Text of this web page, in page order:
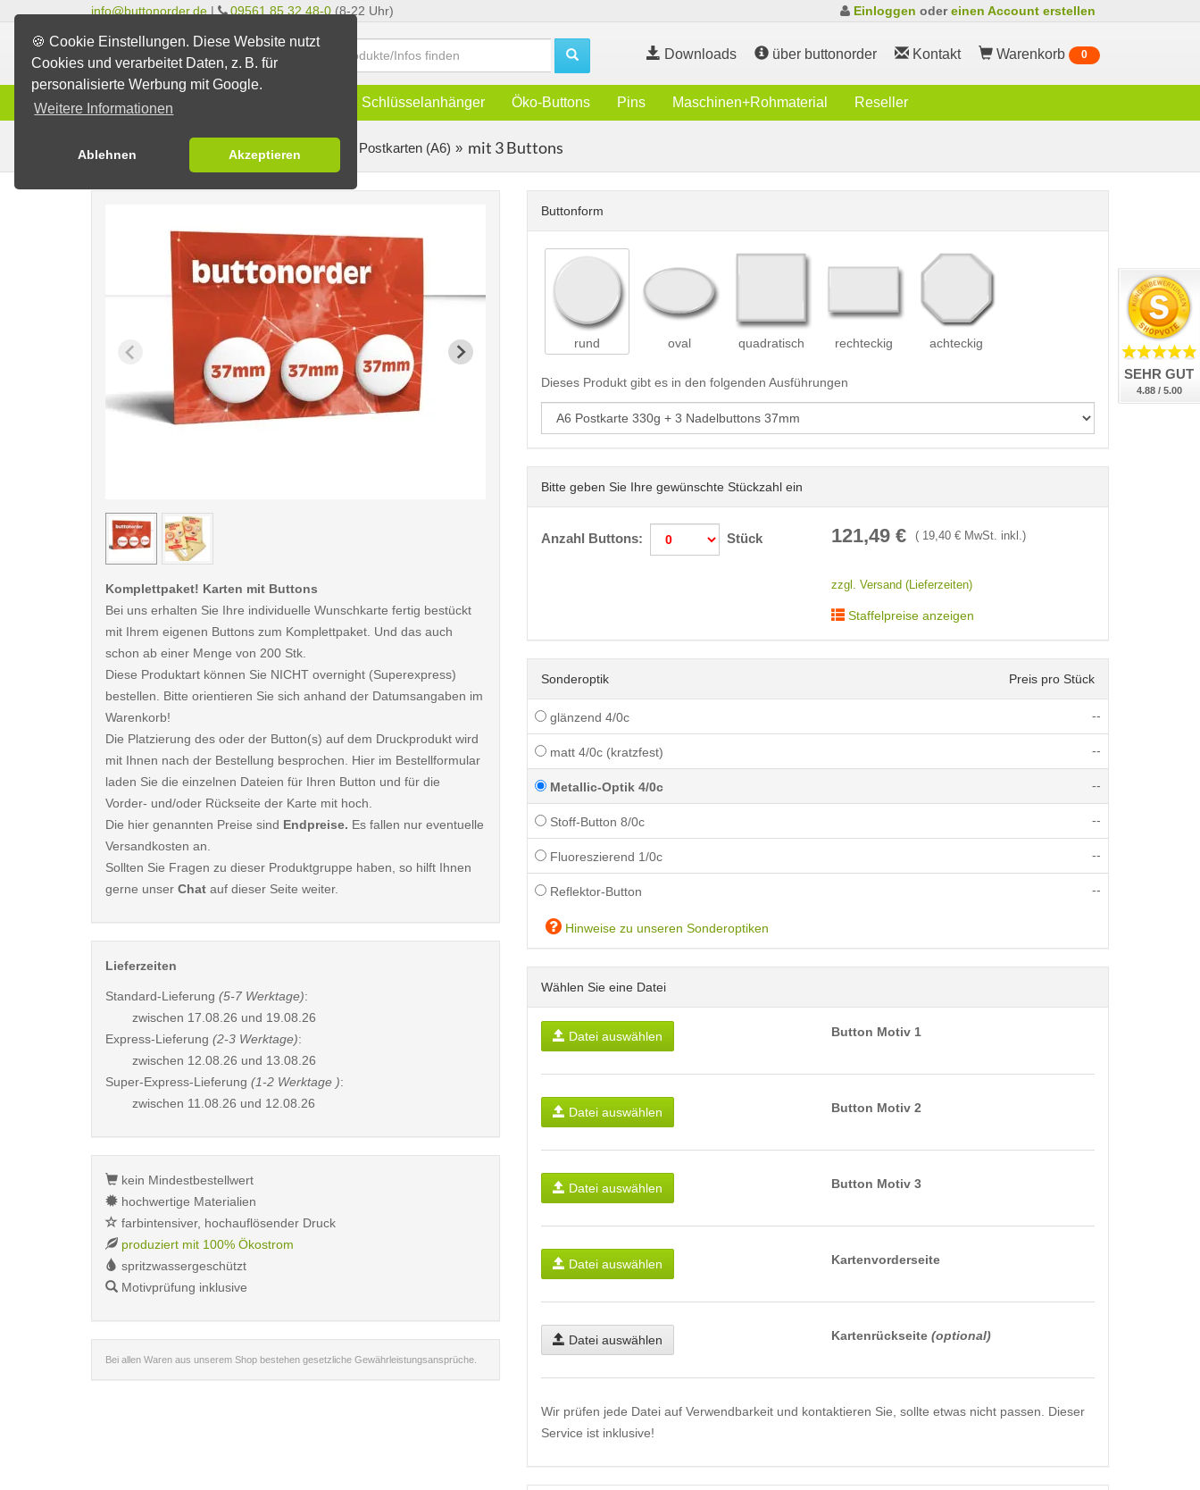
🍪 Cookie Einstellungen. Diese Website nutzt
Cookies und verarbeitet Daten, z. B. für
personalisierte Werbung mit Google.
Weitere Informationen
Ablehnen Akzeptieren
info@buttonorder.de | 09561 85 32 48-0 (8-22 Uhr) Einloggen odereinen Account erstellen
Downloads über buttonorder Kontakt Warenkorb 0
Infos Schlüsselanhänger Öko-Buttons Pins Maschinen+Rohmaterial Reseller
Buttons erstellen Buttons auf Karten auf Postkarten (A6) mit 3 Buttons
Buttonform
rund oval quadratisch rechteckig achteckig
Dieses Produkt gibt es in den folgenden Ausführungen
Bitte geben Sie Ihre gewünschte Stückzahl ein
Anzahl Buttons: Stück 121,49€ ( 19,40€ MwSt. inkl.)
zzgl. Versand (Lieferzeiten)
Staffelpreise anzeigen
Sonderoptik Preis pro Stück
glänzend 4/0c --
matt 4/0c (kratzfest) --
Metallic-Optik 4/0c --
Stoff-Button 8/0c --
Fluoreszierend 1/0c --
Reflektor-Button --
Hinweise zu unseren Sonderoptiken
Wählen Sie eine Datei
Datei auswählen Button Motiv 1
Datei auswählen Button Motiv 2
Datei auswählen Button Motiv 3
Datei auswählen Kartenvorderseite
Datei auswählen Kartenrückseite (optional)
Wir prüfen jede Datei auf Verwendbarkeit und kontaktieren Sie, sollte etwas nicht passen. Dieser
Service ist inklusive!
< /picture> < /picture>
Komplettpaket! Karten mit Buttons
Bei uns erhalten Sie Ihre individuelle Wunschkarte fertig bestückt
mit Ihrem eigenen Buttons zum Komplettpaket. Und das auch
schon ab einer Menge von 200 Stk.
Diese Produktart können Sie NICHT overnight (Superexpress)
bestellen. Bitte orientieren Sie sich anhand der Datumsangaben im
Warenkorb!
Die Platzierung des oder der Button(s) auf dem Druckprodukt wird
mit Ihnen nach der Bestellung besprochen. Hier im Bestellformular
laden Sie die einzelnen Dateien für Ihren Button und für die
Vorder- und/oder Rückseite der Karte mit hoch.
Die hier genannten Preise sind Endpreise. Es fallen nur eventuelle
Versandkosten an.
Sollten Sie Fragen zu dieser Produktgruppe haben, so hilft Ihnen
gerne unser Chat auf dieser Seite weiter.
Lieferzeiten
Standard-Lieferung (5-7 Werktage):
zwischen 17.08.26 und 19.08.26
Express-Lieferung (2-3 Werktage):
zwischen 12.08.26 und 13.08.26
Super-Express-Lieferung (1-2 Werktage ):
zwischen 11.08.26 und 12.08.26
kein Mindestbestellwert
hochwertige Materialien
farbintensiver, hochauflösender Druck
produziert mit 100% Ökostrom
spritzwassergeschützt
Motivprüfung inklusive
Bei allen Waren aus unserem Shop bestehen gesetzliche Gewährleistungsansprüche.
SEHR GUT
4.88 / 5.00